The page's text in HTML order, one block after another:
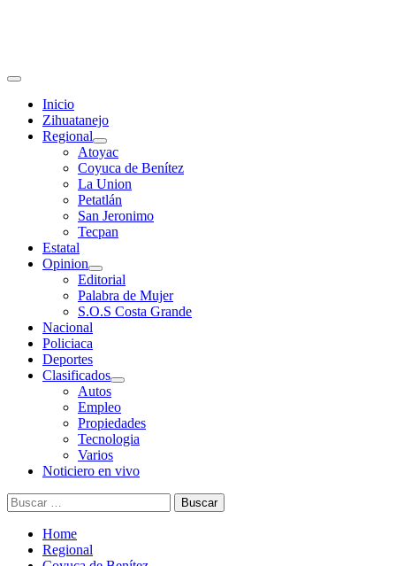
Primary
Inicio
Zihuatanejo
Regional
Atoyac
Coyuca de Benítez
La Union
Petatlán
San Jeronimo
Tecpan
Estatal
Opinion
Editorial
Palabra de Mujer
S.O.S Costa Grande
Nacional
Policiaca
Deportes
Clasificados
Autos
Empleo
Propiedades
Tecnologia
Varios
Noticiero en vivo
Buscar:
Home
Regional